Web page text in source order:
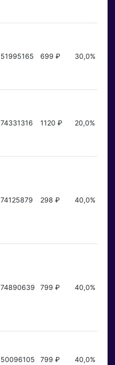
51995165 699 ₽ 30,0%
74331316 1120 ₽ 20,0%
74125879 298 ₽ 40,0%
74890639 799 ₽ 40,0%
50096105 799 ₽ 40,0%